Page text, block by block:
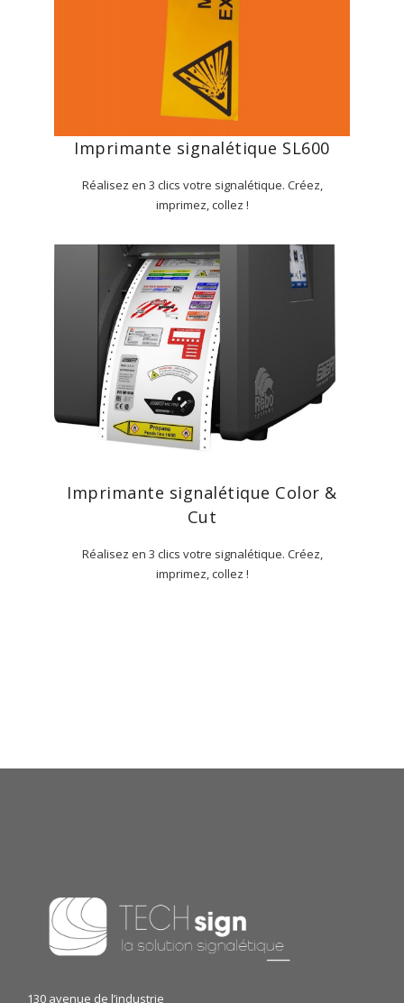
Imprimante signalétique SL600
Réalisez en 3 clics votre signalétique. Créez,
imprimez, collez !
Imprimante signalétique Color &
Cut
Réalisez en 3 clics votre signalétique. Créez,
imprimez, collez !
130 avenue de l’industrie